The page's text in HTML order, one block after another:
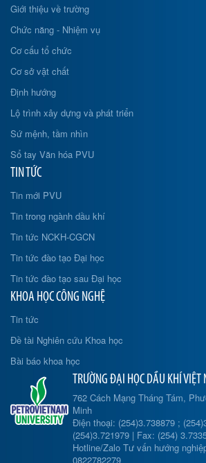
Giới thiệu về trường
Chức năng - Nhiệm vụ
Cơ cấu tổ chức
Cơ sở vật chất
Định hướng
Lộ trình xây dựng và phát triển
Sứ mệnh, tầm nhìn
Sổ tay Văn hóa PVU
TIN TỨC
Tin mới PVU
Tin trong ngành dầu khí
Tin tức NCKH-CGCN
Tin tức đào tạo Đại học
Tin tức đào tạo sau Đại học
KHOA HỌC CÔNG NGHỆ
Tin tức
Đề tài Nghiên cứu Khoa học
Bài báo khoa học
TRƯỜNG ĐẠI HỌC DẦU KHÍ VIỆT
762 Cách Mạng Tháng Tám,
Minh
Điện thoại: (254)3.738879 ;
(254)3.721979 | Fax: (254)
Hotline/Zalo Tư vấn hướng
0822782279